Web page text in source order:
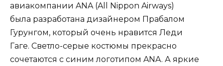
авиакомпании ANA (All Nippon Airways)
была разработана дизайнером Прабалом
Гурунгом, который очень нравится Леди
Гаге. Светло-серые костюмы прекрасно
сочетаются с синим логотипом ANA. А яркие